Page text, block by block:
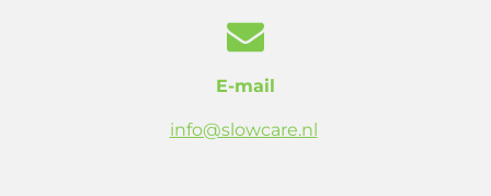
E-mail
info@slowcare.nl